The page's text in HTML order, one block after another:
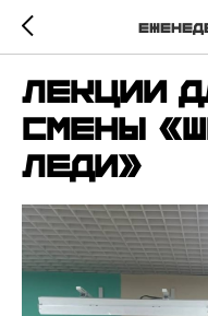
Лекции
смены
леди»